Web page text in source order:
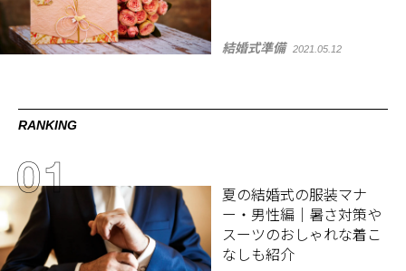
結婚式準備 2021.05.12
RANKING
夏の結婚式の服装マナ
ー・男性編｜暑さ対策や
スーツのおしゃれな着こ
なしも紹介